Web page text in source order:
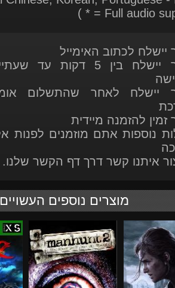
יישלח לכתוב האימייל
יישלח לאחר שהתשלום
זמין להזמנה מיידית
נוספות אתם מוזמנים לפנות
איתנו קשר דרך דף הקשר שלנו.
מוצרים נוספים העשויים